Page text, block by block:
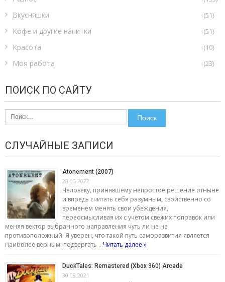
Вкусняшки (51)
Кофе и другие напитки (51)
Красота (10)
Моя работа (23)
ПОИСК ПО САЙТУ
Найти:
СЛУЧАЙНЫЕ ЗАПИСИ
Atonement (2007)
28.05.2022
Человеку, принявшему непростое решение отныне
и впредь считать себя разумным, свойственно со
временем менять свои убеждения,
переосмысливая их с учётом свежих поправок или
меняя вектор выбранного направления чуть ли не на
противоположный. Я уверен, что такой путь саморазвития является
наиболее верным: подвергать …Читать далее »
DuckTales: Remastered (Xbox 360) Arcade
30.09.2021